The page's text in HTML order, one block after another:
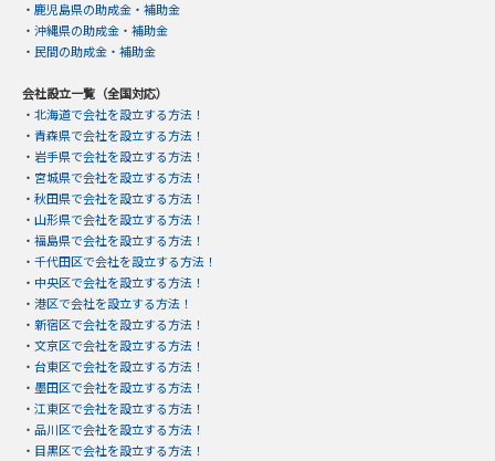
・ 鹿児島県の助成金・補助金
・ 沖縄県の助成金・補助金
・ 民間の助成金・補助金
会社設立一覧（全国対応）
・ 北海道で会社を設立する方法！
・ 青森県で会社を設立する方法！
・ 岩手県で会社を設立する方法！
・ 宮城県で会社を設立する方法！
・ 秋田県で会社を設立する方法！
・ 山形県で会社を設立する方法！
・ 福島県で会社を設立する方法！
・ 千代田区で会社を設立する方法！
・ 中央区で会社を設立する方法！
・ 港区で会社を設立する方法！
・ 新宿区で会社を設立する方法！
・ 文京区で会社を設立する方法！
・ 台東区で会社を設立する方法！
・ 墨田区で会社を設立する方法！
・ 江東区で会社を設立する方法！
・ 品川区で会社を設立する方法！
・ 目黒区で会社を設立する方法！